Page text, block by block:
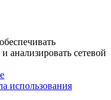
анализировать сетевой
использования